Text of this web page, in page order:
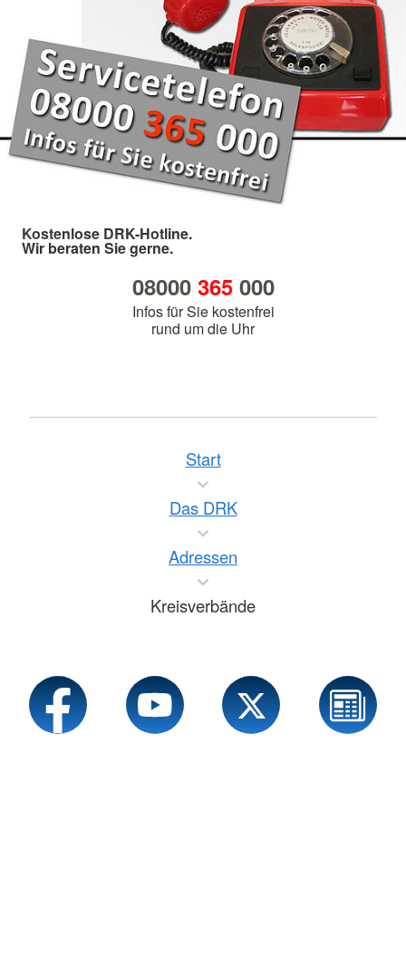
Kostenlose DRK-Hotline.
Wir beraten Sie gerne.
08000 365000
Infos für Sie kostenfrei
rund um die Uhr
Start
Das DRK
Adressen
Kreisverbände